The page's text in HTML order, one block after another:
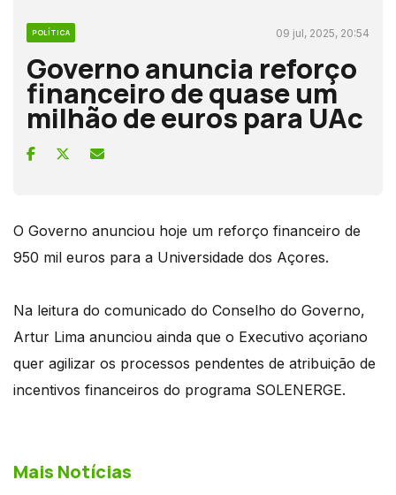
POLÍTICA 09 jul, 2025, 20:54
Governo anuncia reforço
financeiro de quase um
milhão de euros para UAc
O Governo anunciou hoje um reforço financeiro de
950 mil euros para a Universidade dos Açores.
Na leitura do comunicado do Conselho do Governo,
Artur Lima anunciou ainda que o Executivo açoriano
quer agilizar os processos pendentes de atribuição de
incentivos financeiros do programa SOLENERGE.
Mais Notícias